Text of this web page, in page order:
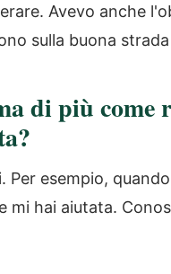
Avevo anche
sulla buona
di più
esempio,
hai aiutata.